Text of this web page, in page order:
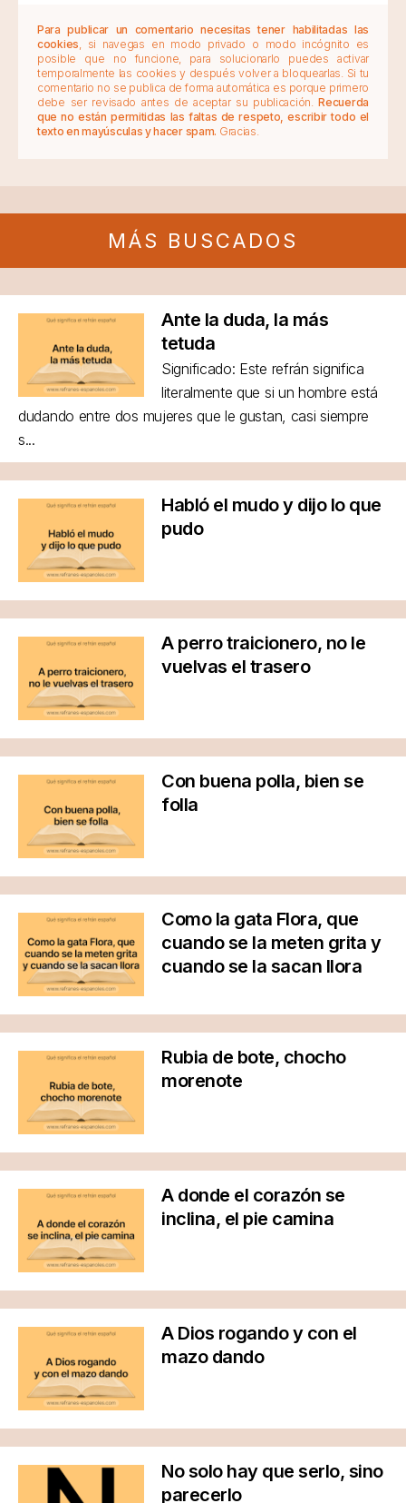
Para publicar un comentario necesitas tener habilitadas las
cookies , si navegas en modo privado o modo incógnito es
posible que no funcione, para solucionarlo puedes activar
temporalmente las cookies y después volver a bloquearlas. Si tu
comentario no se publica de forma automática es porque primero
debe ser revisado antes de aceptar su publicación.Recuerda
que no están permitidas las faltas de respeto, escribir todo el
texto en mayúsculas y hacer spam. Gracias.
MÁS BUSCADOS
Ante la duda, la más
tetuda
Significado: Este refrán significa
literalmente que si un hombre está
dudando entre dos mujeres que le gustan, casi siempre
s...
Habló el mudo y dijo lo que
pudo
A perro traicionero, no le
vuelvas el trasero
Con buena polla, bien se
folla
Como la gata Flora, que
cuando se la meten grita y
cuando se la sacan llora
Rubia de bote, chocho
morenote
A donde el corazón se
inclina, el pie camina
A Dios rogando y con el
mazo dando
No solo hay que serlo, sino
parecerlo